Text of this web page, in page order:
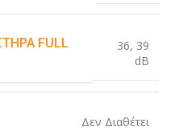
FULL
36, 39
dB
Δεν Διαθέτει